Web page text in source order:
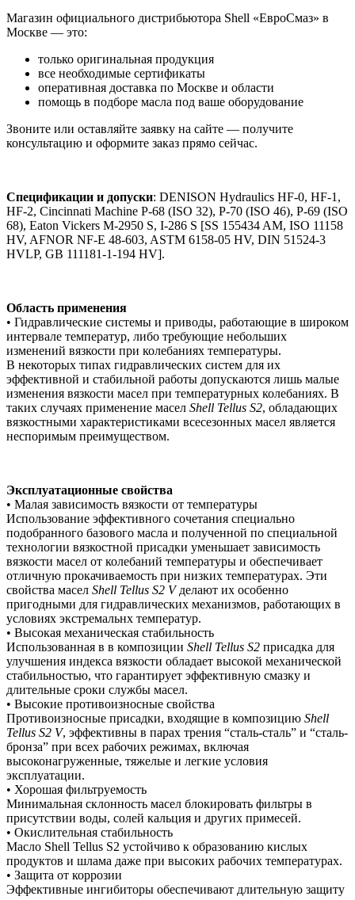
Магазин официального дистрибьютора Shell «ЕвроСмаз» в
Москве — это:
только оригинальная продукция
все необходимые сертификаты
оперативная доставка по Москве и области
помощь в подборе масла под ваше оборудование
Звоните или оставляйте заявку на сайте — получите
консультацию и оформите заказ прямо сейчас.
Спецификации и допуски: DENISON Hydraulics HF-0, HF-1,
HF-2, Cincinnati Machine P-68 (ISO 32), P-70 (ISO 46), P-69 (ISO
68), Eaton Vickers M-2950 S, I-286 S [SS 155434 AM, ISO 11158
HV, AFNOR NF-E 48-603, ASTM 6158-05 HV, DIN 51524-3
HVLP, GB 111181-1-194 HV].
Область применения
• Гидравлические системы и приводы, работающие в широком
интервале температур, либо требующие небольших
изменений вязкости при колебаниях температуры.
В некоторых типах гидравлических систем для их
эффективной и стабильной работы допускаются лишь малые
изменения вязкости масел при температурных колебаниях. В
таких случаях применение масел Shell Tellus S2, обладающих
вязкостными характеристиками всесезонных масел является
неспоримым преимуществом.
Эксплуатационные свойства
• Малая зависимость вязкости от температуры
Использование эффективного сочетания специально
подобранного базового масла и полученной по специальной
технологии вязкостной присадки уменьшает зависимость
вязкости масел от колебаний температуры и обеспечивает
отличную прокачиваемость при низких температурах. Эти
свойства масел Shell Tellus S2 Vделают их особенно
пригодными для гидравлических механизмов, работающих в
условиях экстремальнх температур.
• Высокая механическая стабильность
Использованная в в композиции Shell Tellus S2 присадка для
улучшения индекса вязкости обладает высокой механической
стабильностью, что гарантирует эффективную смазку и
длительные сроки службы масел.
• Высокие противоизносные свойства
Противоизносные присадки, входящие в композицию Shell
Tellus S2 V, эффективны в парах трения “сталь-сталь” и “сталь-
бронза” при всех рабочих режимах, включая
высоконагруженные, тяжелые и легкие условия
эксплуатации.
• Хорошая фильтруемость
Минимальная склонность масел блокировать фильтры в
присутствии воды, солей кальция и других примесей.
• Окислительная стабильность
Масло Shell Tellus S2 устойчиво к образованию кислых
продуктов и шлама даже при высоких рабочих температурах.
• Защита от коррозии
Эффективные ингибиторы обеспечивают длительную защиту